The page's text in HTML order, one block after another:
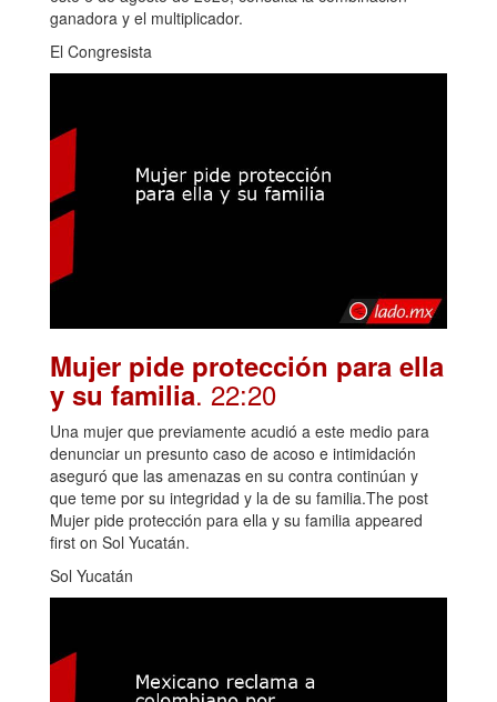
ganadora y el multiplicador.
El Congresista
Mujer pide protección para ella
y su familia. 22:20
Una mujer que previamente acudió a este medio para
denunciar un presunto caso de acoso e intimidación
aseguró que las amenazas en su contra continúan y
que teme por su integridad y la de su familia.The post
Mujer pide protección para ella y su familia appeared
first on Sol Yucatán.
Sol Yucatán